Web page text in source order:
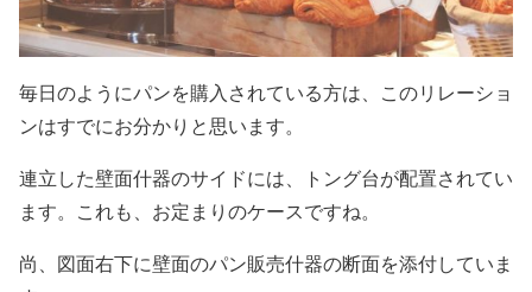
毎日のようにパンを購入されている方は、このリレーショ
ンはすでにお分かりと思います。
連立した壁面什器のサイドには、トング台が配置されてい
ます。これも、お定まりのケースですね。
尚、図面右下に壁面のパン販売什器の断面を添付していま